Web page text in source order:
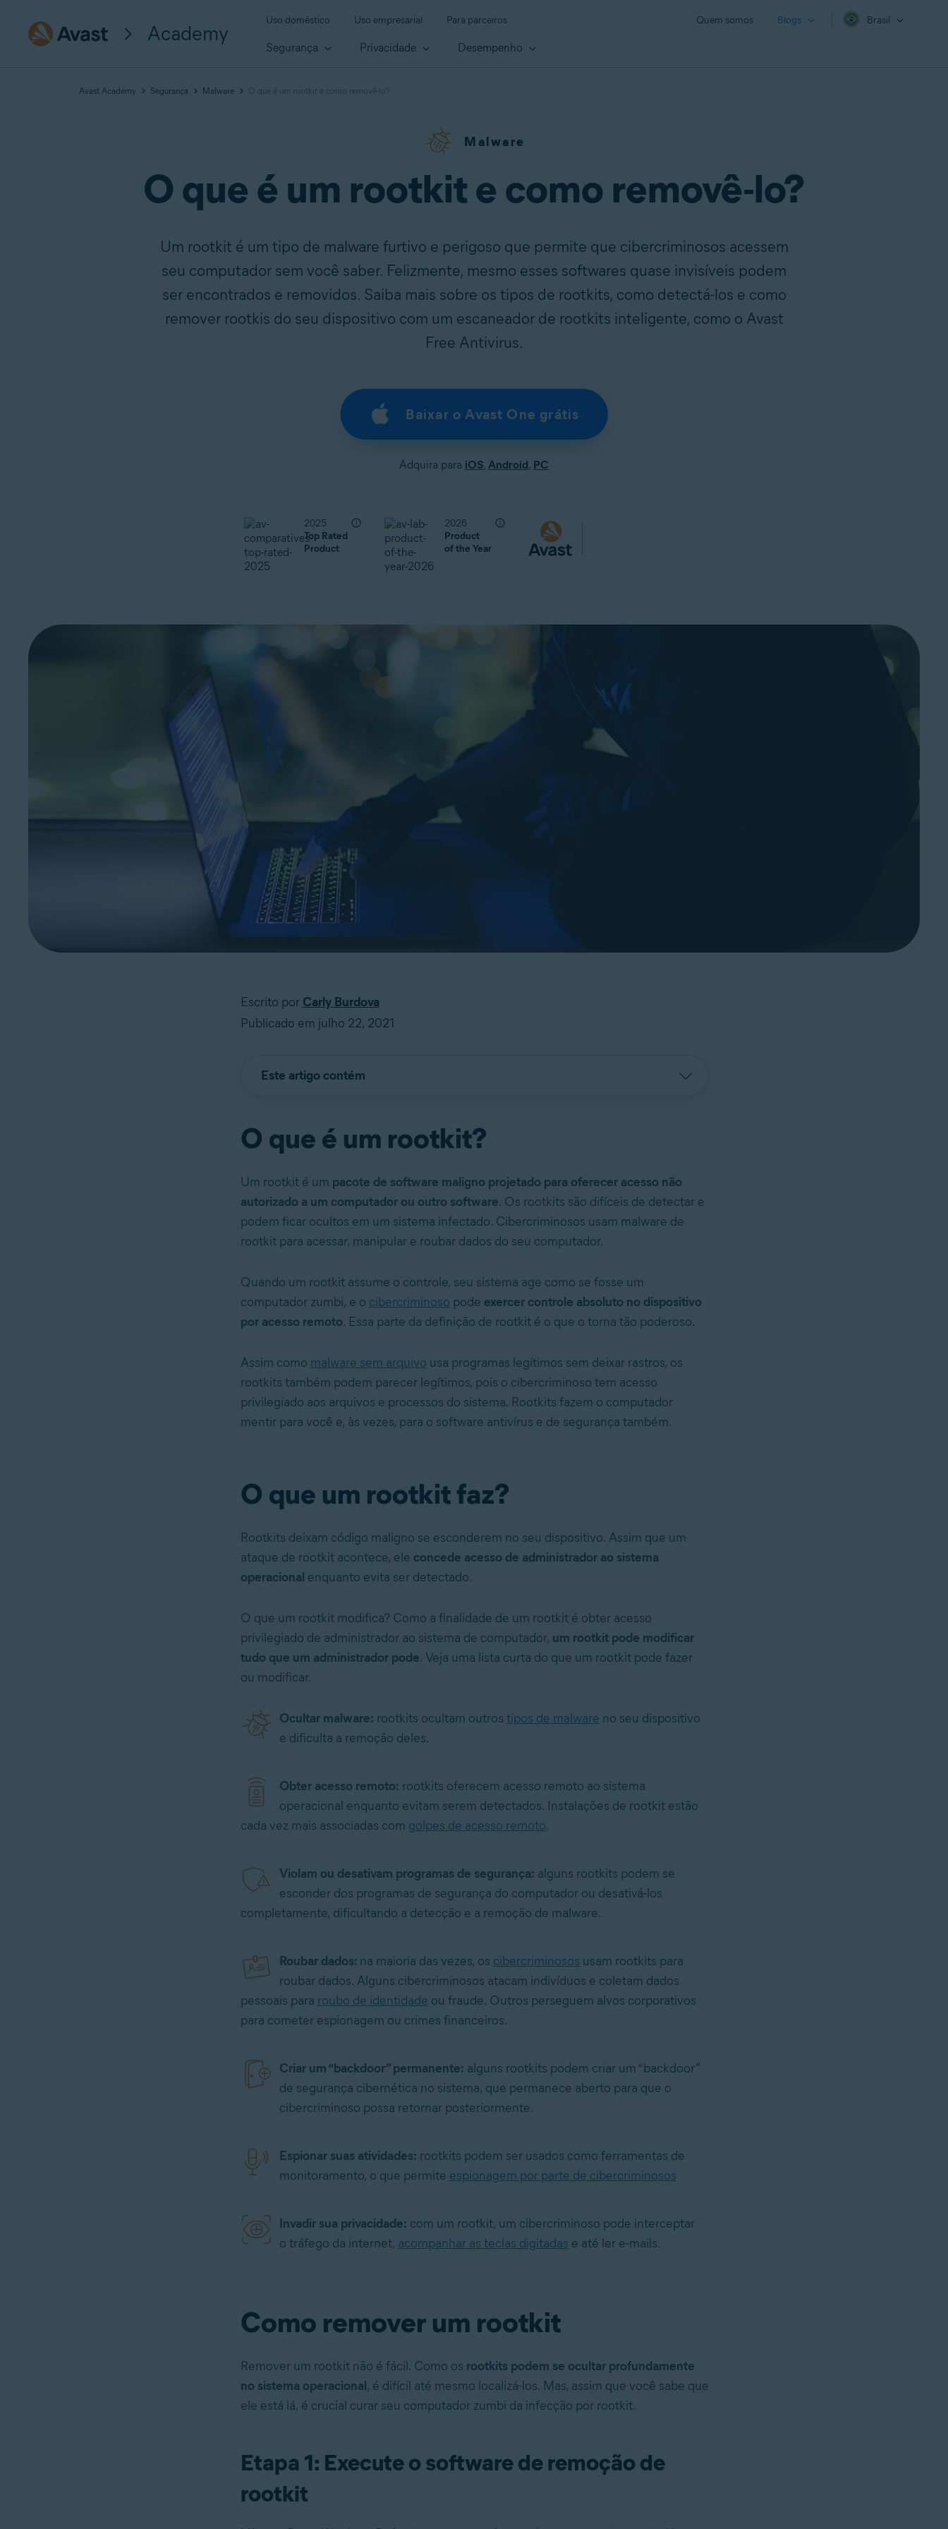
Academy
Uso doméstico Uso empresarial Para parceiros Quem somos Blogs Brasil
Segurança Privacidade Desempenho
Avast Academy Segurança Malware O que é um rootkit e como removê-lo?
Malware
O que é um rootkit e como removê-lo?
Um rootkit é um tipo de malware furtivo e perigoso que permite que cibercriminosos acessem
seu computador sem você saber. Felizmente, mesmo esses softwares quase invisíveis podem
ser encontrados e removidos. Saiba mais sobre os tipos de rootkits, como detectá-los e como
remover rootkis do seu dispositivo com um escaneador de rootkits inteligente, como o Avast
Free Antivirus.
Baixar o Avast One grátis
Adquira para iOS, Android, PC
2025
Top Rated
Product
2026
Product
of the Year
Escrito por Carly Burdova
Publicado em julho 22, 2021
Este artigo contém
O que é um rootkit?
Um rootkit é um pacote de software maligno projetado para oferecer acesso não
autorizado a um computador ou outro software. Os rootkits são difíceis de detectar e
podem ficar ocultos em um sistema infectado. Cibercriminosos usam malware de
rootkit para acessar, manipular e roubar dados do seu computador.
Quando um rootkit assume o controle, seu sistema age como se fosse um
computador zumbi, e o cibercriminoso pode exercer controle absoluto no dispositivo
por acesso remoto. Essa parte da definição de rootkit é o que o torna tão poderoso.
Assim como malware sem arquivo usa programas legítimos sem deixar rastros, os
rootkits também podem parecer legítimos, pois o cibercriminoso tem acesso
privilegiado aos arquivos e processos do sistema. Rootkits fazem o computador
mentir para você e, às vezes, para o software antivírus e de segurança também.
O que um rootkit faz?
Rootkits deixam código maligno se esconderem no seu dispositivo. Assim que um
ataque de rootkit acontece, ele concede acesso de administrador ao sistema
operacional enquanto evita ser detectado.
O que um rootkit modifica? Como a finalidade de um rootkit é obter acesso
privilegiado de administrador ao sistema de computador, um rootkit pode modificar
tudo que um administrador pode. Veja uma lista curta do que um rootkit pode fazer
ou modificar.
Ocultar malware: rootkits ocultam outros tipos de malware no seu dispositivo
e dificulta a remoção deles.
Obter acesso remoto: rootkits oferecem acesso remoto ao sistema
operacional enquanto evitam serem detectados. Instalações de rootkit estão
cada vez mais associadas com golpes de acesso remoto.
Violam ou desativam programas de segurança: alguns rootkits podem se
esconder dos programas de segurança do computador ou desativá-los
completamente, dificultando a detecção e a remoção de malware.
Roubar dados: na maioria das vezes, os cibercriminosos usam rootkits para
roubar dados. Alguns cibercriminosos atacam indivíduos e coletam dados
pessoais para roubo de identidade ou fraude. Outros perseguem alvos corporativos
para cometer espionagem ou crimes financeiros.
Criar um “backdoor” permanente: alguns rootkits podem criar um“backdoor”
de segurança cibernética no sistema, que permanece aberto para que o
cibercriminoso possa retornar posteriormente.
Espionar suas atividades: rootkits podem ser usados como ferramentas de
monitoramento, o que permite espionagem por parte de cibercriminosos
Invadir sua privacidade: com um rootkit, um cibercriminoso pode interceptar
o tráfego da internet, acompanhar as teclas digitadas e até ler e-mails.
Como remover um rootkit
Remover um rootkit não é fácil. Como os rootkits podem se ocultar profundamente
no sistema operacional, é difícil até mesmo localizá-los. Mas, assim que você sabe que
ele está lá, é crucial curar seu computador zumbi da infecção por rootkit.
Etapa 1: Execute o software de remoção de
rootkit